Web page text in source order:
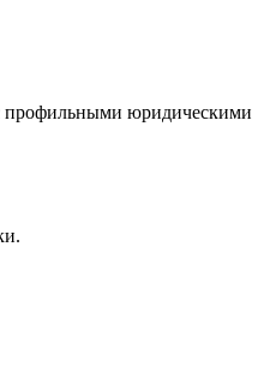
профильными юридическими